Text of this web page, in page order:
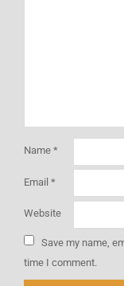
Name *
Email *
Website
Save my name,
time I comment.